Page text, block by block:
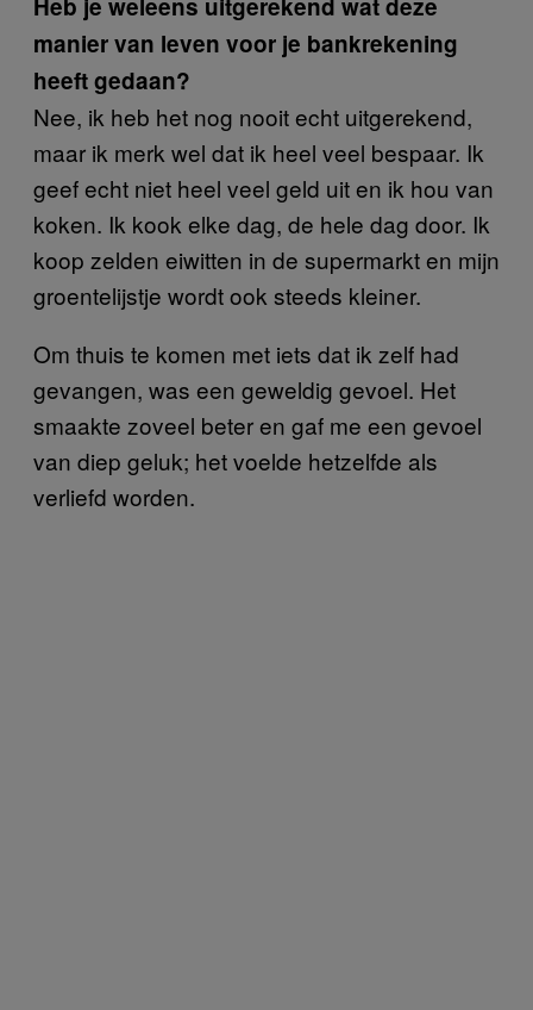
Heb je weleens uitgerekend wat deze
manier van leven voor je bankrekening
heeft gedaan?
Nee, ik heb het nog nooit echt uitgerekend,
maar ik merk wel dat ik heel veel bespaar. Ik
geef echt niet heel veel geld uit en ik hou van
koken. Ik kook elke dag, de hele dag door. Ik
koop zelden eiwitten in de supermarkt en mijn
groentelijstje wordt ook steeds kleiner.
Om thuis te komen met iets dat ik zelf had
gevangen, was een geweldig gevoel. Het
smaakte zoveel beter en gaf me een gevoel
van diep geluk; het voelde hetzelfde als
verliefd worden.